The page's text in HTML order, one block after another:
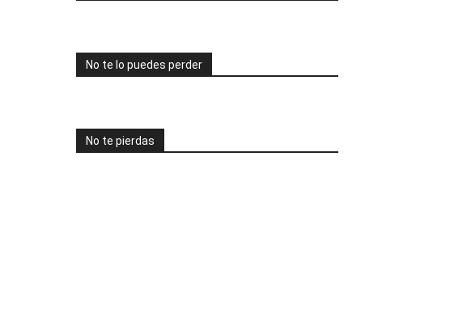
No te lo puedes perder
No te pierdas